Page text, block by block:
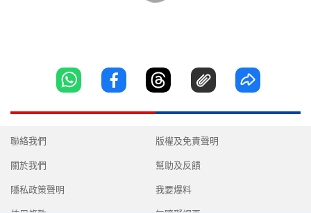
聯絡我們
關於我們
隱私政策聲明
版權及免責聲明
幫助及反饋
我要爆料